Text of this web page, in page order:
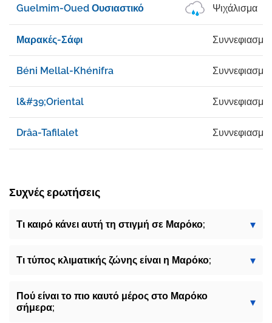
Guelmim-Oued Ουσιαστικό Ψιχάλισμα
Μαρακές-Σάφι
Béni Mellal-Khénifra
l&#39;Oriental
Drâa-Tafilalet
Συχνές ερωτήσεις
Τι καιρό κάνει αυτή τη στιγμή σε Μαρόκο;
Τι τύπος κλιματικής ζώνης είναι η Μαρόκο;
Πού είναι το πιο καυτό μέρος στο Μαρόκο
σήμερα;